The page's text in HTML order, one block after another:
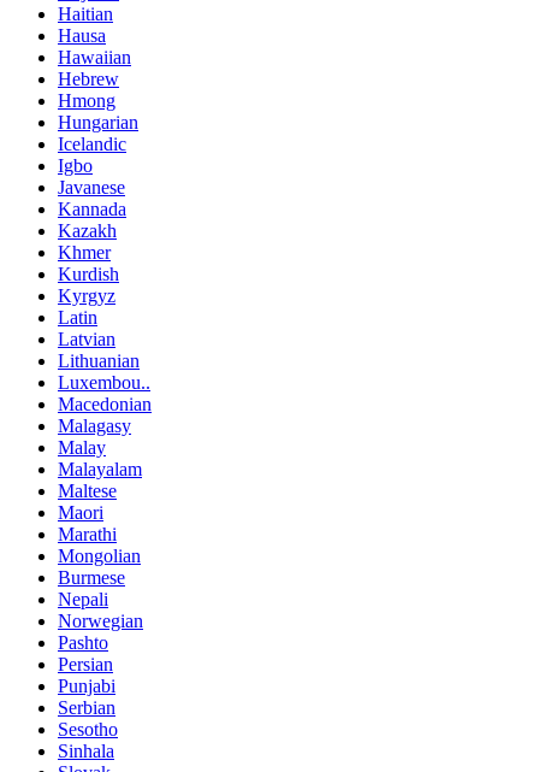
Haitian
Hausa
Hawaiian
Hebrew
Hmong
Hungarian
Icelandic
Igbo
Javanese
Kannada
Kazakh
Khmer
Kurdish
Kyrgyz
Latin
Latvian
Lithuanian
Luxembou..
Macedonian
Malagasy
Malay
Malayalam
Maltese
Maori
Marathi
Mongolian
Burmese
Nepali
Norwegian
Pashto
Persian
Punjabi
Serbian
Sesotho
Sinhala